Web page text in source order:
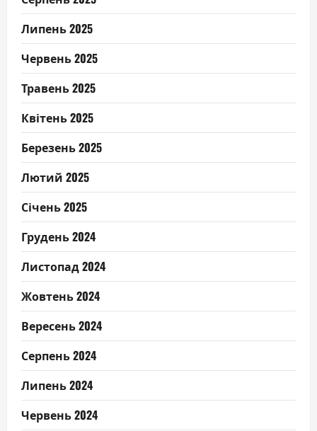
Липень 2025
Червень 2025
Травень 2025
Квітень 2025
Березень 2025
Лютий 2025
Січень 2025
Грудень 2024
Листопад 2024
Жовтень 2024
Вересень 2024
Серпень 2024
Липень 2024
Червень 2024